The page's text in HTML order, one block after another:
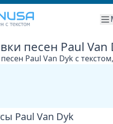
песен Paul Van
Paul Van Dyk с
Paul Van Dyk